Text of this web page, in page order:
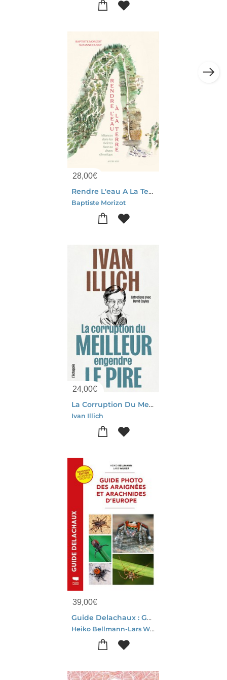
28,00€
Rendre L'eau A La Terre : Alliances Dans Les Rivieres Face Au Desert Qui Vient
Baptiste Morizot
24,00€
La Corruption Du Meilleur Engendre Le Pire : Entretiens Avec David Cayley
Ivan Illich
39,00€
Guide Delachaux : Guide Photo Des Araignees Et Arachnides D'europe
Heiko Bellmann-Lars Wilker